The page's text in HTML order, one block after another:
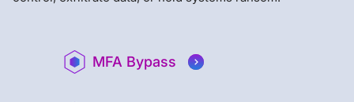
MFA Bypass